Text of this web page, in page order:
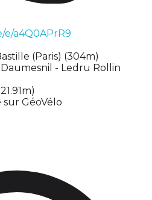
e/a4Q0APrR9
(Paris) (304m)
Daumesnil - Ledru Rollin
GéoVélo